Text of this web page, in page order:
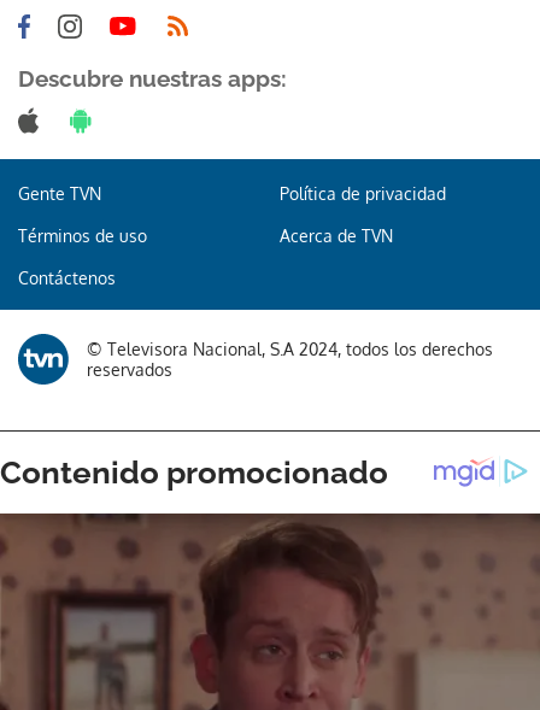
Gracias por suscribirte a nuestro boletín.
Descubre nuestras apps:
Gente TVN Política de privacidad
Términos de uso Acerca de TVN
Contáctenos
© Televisora Nacional, S.A 2024, todos los derechos
reservados